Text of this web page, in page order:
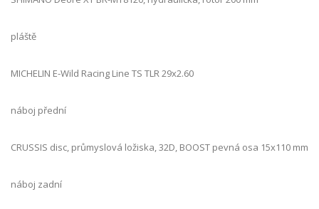
pláště
MICHELIN E-Wild Racing Line TS TLR 29x2.60
náboj přední
CRUSSIS disc, průmyslová ložiska, 32D, BOOST pevná osa 15x110 mm
náboj zadní